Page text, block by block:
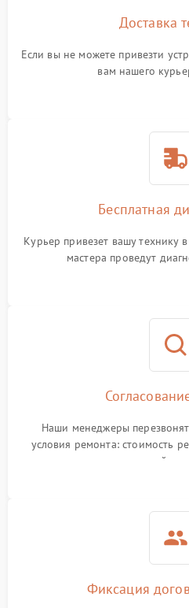
Доставка
Если вы не можете привезти
вам нашего
Бесплатная
Курьер привезет вашу технику
мастера проведут
Наши менеджеры
условия ремонта: стоимость
гарантийные
Фиксация